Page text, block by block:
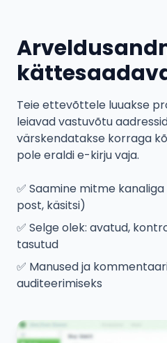
Teie ettevõttele luuakse
leiavad vastuvõtu
värskendatakse korraga
pole eraldi e-kirju vaja.
✅ Saamine mitme
post, käsitsi)
✅ Selge olek: avatud,
tasutud
✅ Manused ja
auditeerimiseks